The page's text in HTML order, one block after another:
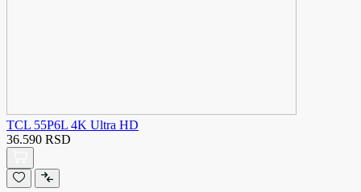
TCL 55P6L 4K Ultra HD
36.590 RSD